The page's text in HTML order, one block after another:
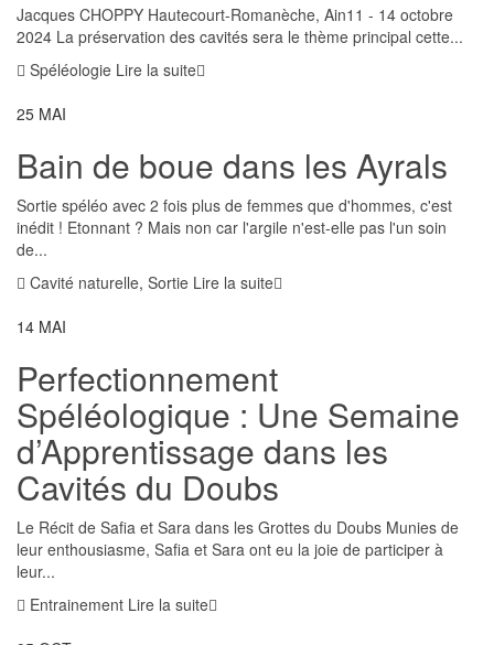
Jacques CHOPPY Hautecourt-Romanèche, Ain11 - 14 octobre
2024 La préservation des cavités sera le thème principal cette...
Spéléologie Lire la suite
25 MAI
Bain de boue dans les Ayrals
Sortie spéléo avec 2 fois plus de femmes que d'hommes, c'est
inédit ! Etonnant ? Mais non car l'argile n'est-elle pas l'un soin
de...
Cavité naturelle, Sortie Lire la suite
14 MAI
Perfectionnement
Spéléologique : Une Semaine
d’Apprentissage dans les
Cavités du Doubs
Le Récit de Safia et Sara dans les Grottes du Doubs Munies de
leur enthousiasme, Safia et Sara ont eu la joie de participer à
leur...
Entrainement Lire la suite